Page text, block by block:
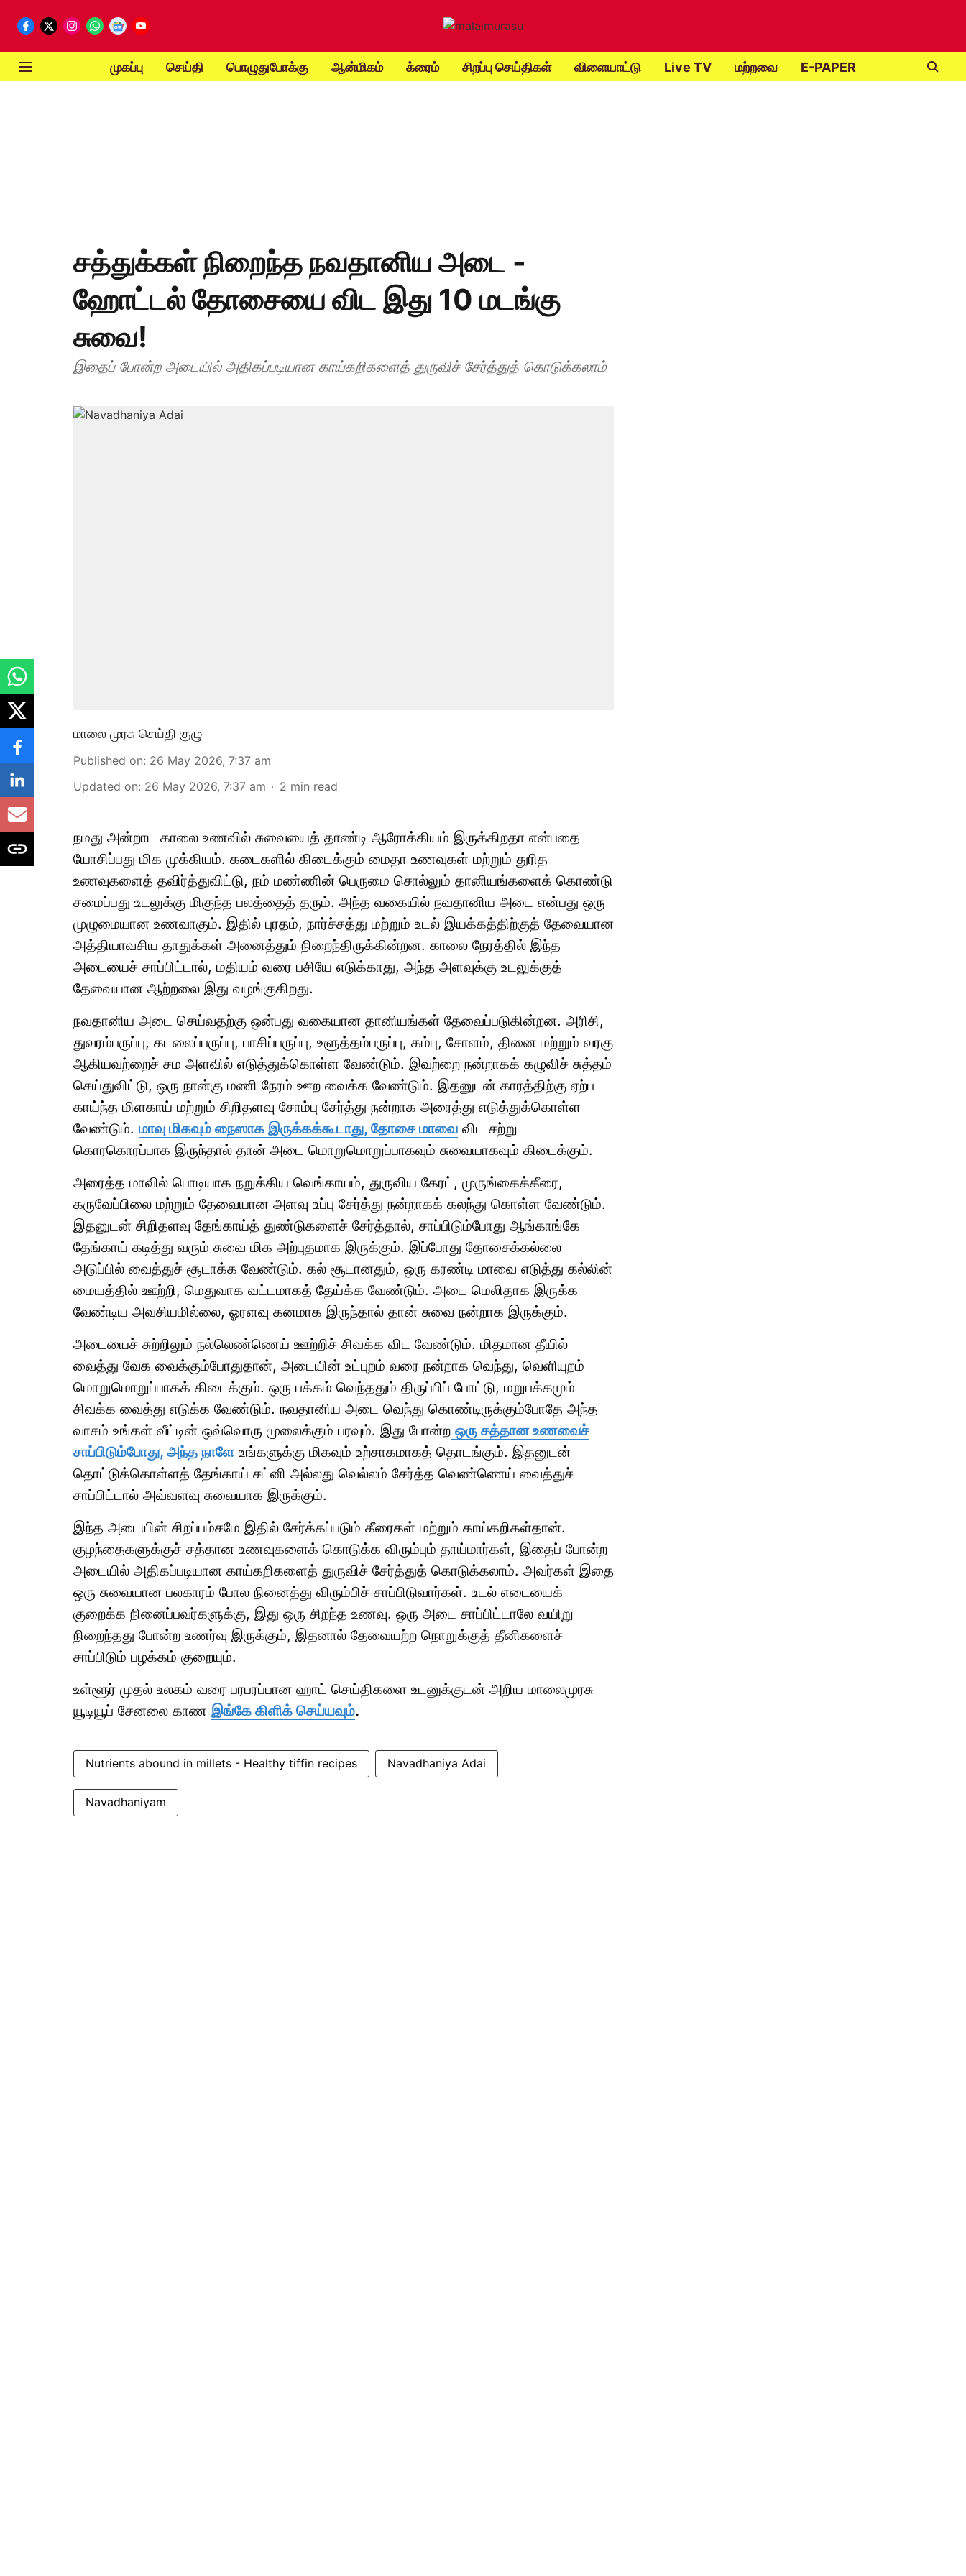
முகப்பு செய்தி பொழுதுபோக்கு ஆன்மிகம் க்ரைம் சிறப்பு செய்திகள் விளையாட்டு Live TV மற்றவை E-PAPER
சத்துக்கள் நிறைந்த நவதானிய அடை -
ஹோட்டல் தோசையை விட இது 10 மடங்கு
சுவை!
இதைப் போன்ற அடையில் அதிகப்படியான காய்கறிகளைத் துருவிச் சேர்த்துத் கொடுக்கலாம்
மாலை முரசு செய்தி குழு
Published on: 26 May 2026, 7:37 am
Updated on: 26 May 2026, 7:37 am 2 min read
நமது அன்றாட காலை உணவில் சுவையைத் தாண்டி ஆரோக்கியம் இருக்கிறதா என்பதை
யோசிப்பது மிக முக்கியம். கடைகளில் கிடைக்கும் மைதா உணவுகள் மற்றும் துரித
உணவுகளைத் தவிர்த்துவிட்டு, நம் மண்ணின் பெருமை சொல்லும் தானியங்களைக் கொண்டு
சமைப்பது உடலுக்கு மிகுந்த பலத்தைத் தரும். அந்த வகையில் நவதானிய அடை என்பது ஒரு
முழுமையான உணவாகும். இதில் புரதம், நார்ச்சத்து மற்றும் உடல் இயக்கத்திற்குத் தேவையான
அத்தியாவசிய தாதுக்கள் அனைத்தும் நிறைந்திருக்கின்றன. காலை நேரத்தில் இந்த
அடையைச் சாப்பிட்டால், மதியம் வரை பசியே எடுக்காது, அந்த அளவுக்கு உடலுக்குத்
தேவையான ஆற்றலை இது வழங்குகிறது.
நவதானிய அடை செய்வதற்கு ஒன்பது வகையான தானியங்கள் தேவைப்படுகின்றன. அரிசி,
துவரம்பருப்பு, கடலைப்பருப்பு, பாசிப்பருப்பு, உளுத்தம்பருப்பு, கம்பு, சோளம், தினை மற்றும் வரகு
ஆகியவற்றைச் சம அளவில் எடுத்துக்கொள்ள வேண்டும். இவற்றை நன்றாகக் கழுவிச் சுத்தம்
செய்துவிட்டு, ஒரு நான்கு மணி நேரம் ஊற வைக்க வேண்டும். இதனுடன் காரத்திற்கு ஏற்ப
காய்ந்த மிளகாய் மற்றும் சிறிதளவு சோம்பு சேர்த்து நன்றாக அரைத்து எடுத்துக்கொள்ள
வேண்டும். மாவு மிகவும் நைஸாக இருக்கக்கூடாது, தோசை மாவை விட சற்று
கொரகொரப்பாக இருந்தால் தான் அடை மொறுமொறுப்பாகவும் சுவையாகவும் கிடைக்கும்.
அரைத்த மாவில் பொடியாக நறுக்கிய வெங்காயம், துருவிய கேரட், முருங்கைக்கீரை,
கருவேப்பிலை மற்றும் தேவையான அளவு உப்பு சேர்த்து நன்றாகக் கலந்து கொள்ள வேண்டும்.
இதனுடன் சிறிதளவு தேங்காய்த் துண்டுகளைச் சேர்த்தால், சாப்பிடும்போது ஆங்காங்கே
தேங்காய் கடித்து வரும் சுவை மிக அற்புதமாக இருக்கும். இப்போது தோசைக்கல்லை
அடுப்பில் வைத்துச் சூடாக்க வேண்டும். கல் சூடானதும், ஒரு கரண்டி மாவை எடுத்து கல்லின்
மையத்தில் ஊற்றி, மெதுவாக வட்டமாகத் தேய்க்க வேண்டும். அடை மெலிதாக இருக்க
வேண்டிய அவசியமில்லை, ஓரளவு கனமாக இருந்தால் தான் சுவை நன்றாக இருக்கும்.
அடையைச் சுற்றிலும் நல்லெண்ணெய் ஊற்றிச் சிவக்க விட வேண்டும். மிதமான தீயில்
வைத்து வேக வைக்கும்போதுதான், அடையின் உட்புறம் வரை நன்றாக வெந்து, வெளியுறம்
மொறுமொறுப்பாகக் கிடைக்கும். ஒரு பக்கம் வெந்ததும் திருப்பிப் போட்டு, மறுபக்கமும்
சிவக்க வைத்து எடுக்க வேண்டும். நவதானிய அடை வெந்து கொண்டிருக்கும்போதே அந்த
வாசம் உங்கள் வீட்டின் ஒவ்வொரு மூலைக்கும் பரவும். இது போன்ற ஒரு சத்தான உணவைச்
சாப்பிடும்போது, அந்த நாளேஉங்களுக்கு மிகவும் உற்சாகமாகத் தொடங்கும். இதனுடன்
தொட்டுக்கொள்ளத் தேங்காய் சட்னி அல்லது வெல்லம் சேர்த்த வெண்ணெய் வைத்துச்
சாப்பிட்டால் அவ்வளவு சுவையாக இருக்கும்.
இந்த அடையின் சிறப்பம்சமே இதில் சேர்க்கப்படும் கீரைகள் மற்றும் காய்கறிகள்தான்.
குழந்தைகளுக்குச் சத்தான உணவுகளைக் கொடுக்க விரும்பும் தாய்மார்கள், இதைப் போன்ற
அடையில் அதிகப்படியான காய்கறிகளைத் துருவிச் சேர்த்துத் கொடுக்கலாம். அவர்கள் இதை
ஒரு சுவையான பலகாரம் போல நினைத்து விரும்பிச் சாப்பிடுவார்கள். உடல் எடையைக்
குறைக்க நினைப்பவர்களுக்கு, இது ஒரு சிறந்த உணவு. ஒரு அடை சாப்பிட்டாலே வயிறு
நிறைந்தது போன்ற உணர்வு இருக்கும், இதனால் தேவையற்ற நொறுக்குத் தீனிகளைச்
சாப்பிடும் பழக்கம் குறையும்.
உள்ளூர் முதல் உலகம் வரை பரபரப்பான ஹாட் செய்திகளை உடனுக்குடன் அறிய மாலைமுரசு
யூடியூப் சேனலை காண இங்கே கிளிக் செய்யவும்.
Nutrients abound in millets - Healthy tiffin recipes Navadhaniya Adai
Navadhaniyam